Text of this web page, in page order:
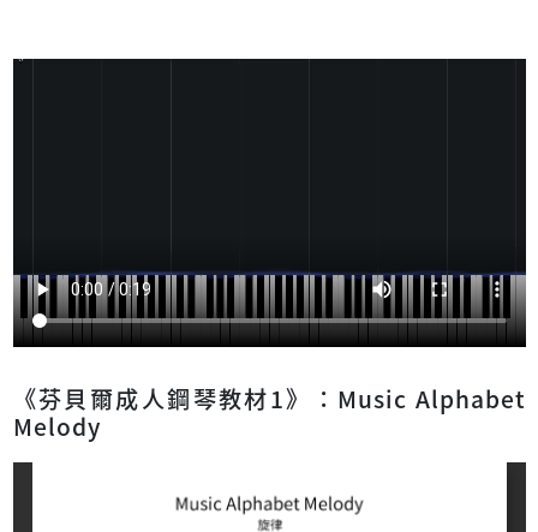
《芬貝爾成人鋼琴教材1》：Music Alphabet
Melody